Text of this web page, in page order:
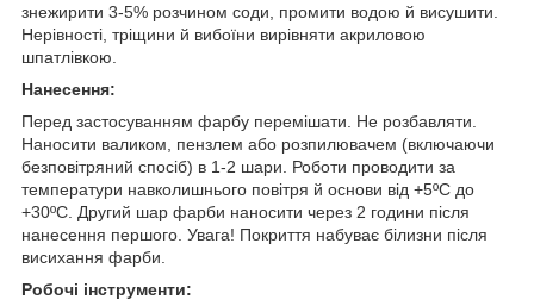
знежирити 3-5% розчином соди, промити водою й висушити.
Нерівності, тріщини й вибоїни вирівняти акриловою
шпатлівкою.
Нанесення:
Перед застосуванням фарбу перемішати. Не розбавляти.
Наносити валиком, пензлем або розпилювачем (включаючи
безповітряний спосіб) в 1-2 шари. Роботи проводити за
температури навколишнього повітря й основи від +5ºС до
+30ºС. Другий шар фарби наносити через 2 години після
нанесення першого. Увага! Покриття набуває білизни після
висихання фарби.
Робочі інструменти: